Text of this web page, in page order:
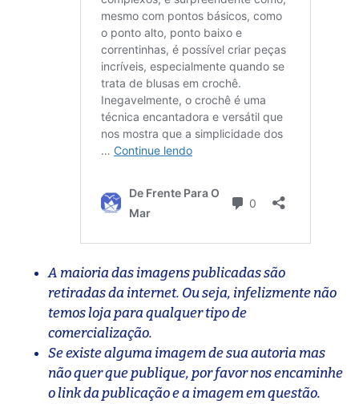
A maioria das imagens publicadas são
retiradas da internet. Ou seja, infelizmente não
temos loja para qualquer tipo de
comercialização.
Se existe alguma imagem de sua autoria mas
não quer que publique, por favor nos encaminhe
o link da publicação e a imagem em questão.